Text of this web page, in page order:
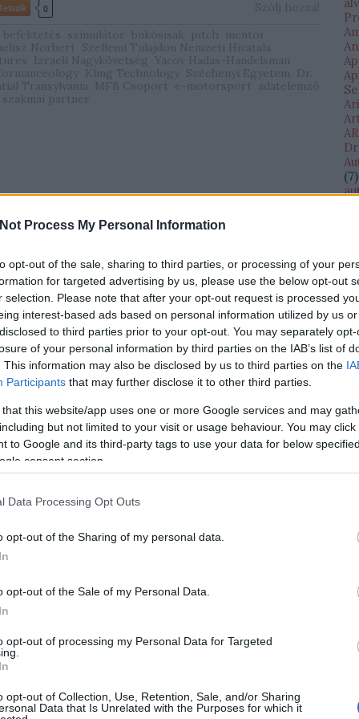
Process My Personal Information
opt-out of the sale, sharing to third parties, or processing of your
for targeted advertising by us, please use the below opt-out
selection. Please note that after your opt-out request is processed
interest-based ads based on personal information utilized by us
to third parties prior to your opt-out. You may separately
of your personal information by third parties on the IAB’s list of
This information may also be disclosed by us to third parties on the
Participants that may further disclose it to other third parties.
that this website/app uses one or more Google services and may
but not limited to your visit or usage behaviour. You may
to Google and its third-party tags to use your data for below
consent section.
Data Processing Opt Outs
opt-out of the Sharing of my personal data.
opt-out of the Sale of my Personal Data.
opt-out of processing my Personal Data for Targeted
opt-out of Collection, Use, Retention, Sale, and/or Sharing
Data that Is Unrelated with the Purposes for which it
0
(7)
(1)